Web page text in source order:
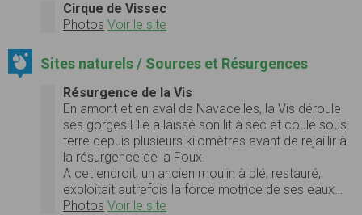
Cirque de Vissec
Photos Voir le site
Sites naturels / Sources et Résurgences
Résurgence de la Vis
En amont et en aval de Navacelles, la Vis déroule
ses gorges.Elle a laissé son lit à sec et coule sous
terre depuis plusieurs kilomètres avant de rejaillir à
la résurgence de la Foux.
A cet endroit, un ancien moulin à blé, restauré,
exploitait autrefois la force motrice de ses eaux…
Photos Voir le site